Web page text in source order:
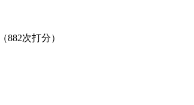
（882次打分）